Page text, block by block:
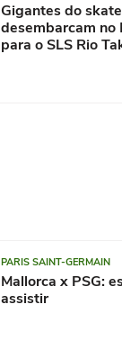
Gigantes do
desembarcam no
para o SLS Rio
PARIS SAINT-GERMAIN
Mallorca x PSG:
assistir